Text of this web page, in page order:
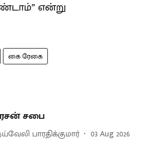
என்று
கை ரேகை
சபை
பாரதிக்குமார் 03 Aug 2026